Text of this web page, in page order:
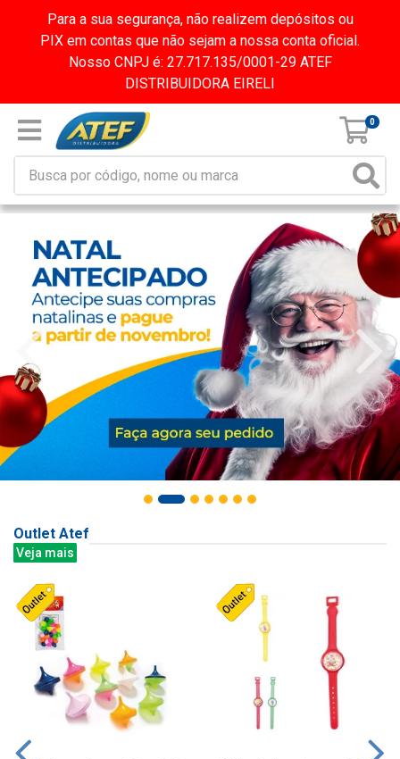
Para a sua segurança, não realizem depósitos ou
PIX em contas que não sejam a nossa conta oficial.
Nosso CNPJ é: 27.717.135/0001-29 ATEF
DISTRIBUIDORA EIRELI
0
Outlet Atef
Veja mais